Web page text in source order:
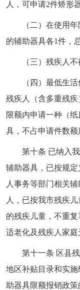
人，可申请2件矫形器
（二）在使用
的辅助器具各1件，
（三）残疾人
（四）最低生
残疾人（含多重残
限额内申请一种（
具，不占申请件数额
第十条 已纳入
辅助器具，已按规
人事务等部门相关
人，已按我市残疾
的残疾儿童，不重
适老化及残疾人家庭
第十一条 区县
地区补贴目录和实
助器具限额报销政